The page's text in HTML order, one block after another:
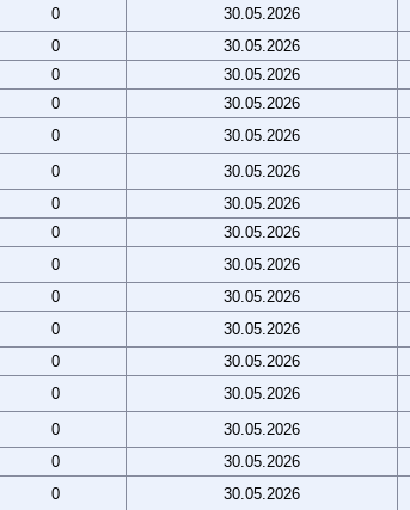
0 30.05.2026
0 30.05.2026
0 30.05.2026
0 30.05.2026
0 30.05.2026
0 30.05.2026
0 30.05.2026
0 30.05.2026
0 30.05.2026
0 30.05.2026
0 30.05.2026
0 30.05.2026
0 30.05.2026
0 30.05.2026
0 30.05.2026
0 30.05.2026